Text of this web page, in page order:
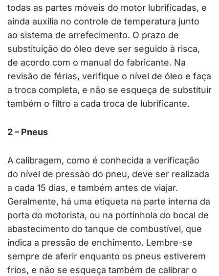
todas as partes móveis do motor lubrificadas, e
ainda auxilia no controle de temperatura junto
ao sistema de arrefecimento. O prazo de
substituição do óleo deve ser seguido à risca,
de acordo com o manual do fabricante. Na
revisão de férias, verifique o nível de óleo e faça
a troca completa, e não se esqueça de substituir
também o filtro a cada troca de lubrificante.
2 – Pneus
A calibragem, como é conhecida a verificação
do nível de pressão do pneu, deve ser realizada
a cada 15 dias, e também antes de viajar.
Geralmente, há uma etiqueta na parte interna da
porta do motorista, ou na portinhola do bocal de
abastecimento do tanque de combustível, que
indica a pressão de enchimento. Lembre-se
sempre de aferir enquanto os pneus estiverem
frios, e não se esqueça também de calibrar o